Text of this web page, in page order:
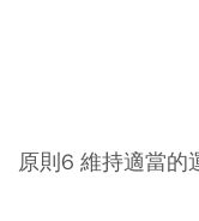
原則6 維持適當的